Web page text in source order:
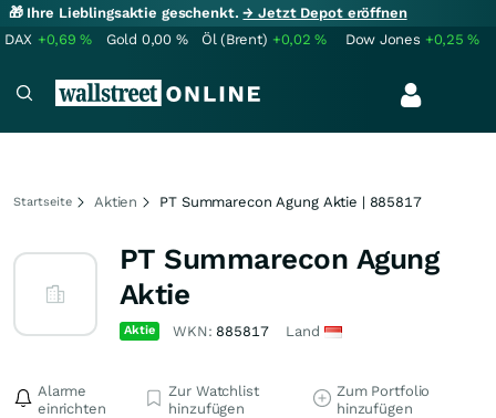
🎁 Ihre Lieblingsaktie geschenkt.→ Jetzt Depot eröffnen
DAX +0,69% Gold 0,00 % Öl (Brent) +0,02% Dow Jones +0,25%
Startseite Aktien PT Summarecon Agung Aktie | 885817
PT Summarecon Agung
Aktie
Aktie WKN: 885817 Land
Alarme
einrichten
Zur Watchlist
hinzufügen
Zum Portfolio
hinzufügen